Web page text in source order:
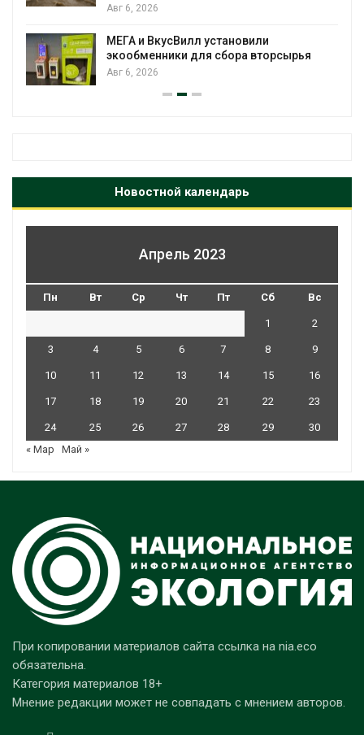
Авг 6, 2026
МЕГА и ВкусВилл установили
экообменники для сбора вторсырья
Авг 6, 2026
Новостной календарь
Апрель 2023
Пн Вт Ср Чт Пт Сб Вс
1 2
3 4 5 6 7 8 9
10 11 12 13 14 15 16
17 18 19 20 21 22 23
24 25 26 27 28 29
30
« Мар
Май »
При копировании материалов сайта ссылка на nia.eco
обязательна.
Категория материалов 18+
Мнение редакции может не совпадать с мнением авторов.